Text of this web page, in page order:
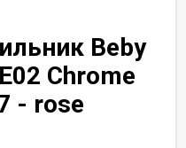
Beby
Chrome
- rose